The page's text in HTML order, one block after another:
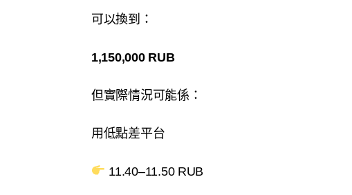
可以換到：
1,150,000 RUB
但實際情況可能係：
用低點差平台
11.40–11.50 RUB